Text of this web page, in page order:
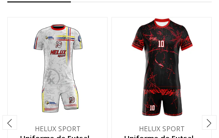
HELUX SPORT HELUX SPORT